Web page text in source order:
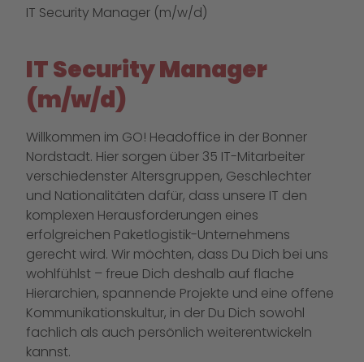
IT Security Manager (m/w/d)
IT Security Manager
(m/w/d)
Willkommen im GO! Headoffice in der Bonner
Nordstadt. Hier sorgen über 35 IT-Mitarbeiter
verschiedenster Altersgruppen, Geschlechter
und Nationalitäten dafür, dass unsere IT den
komplexen Herausforderungen eines
erfolgreichen Paketlogistik-Unternehmens
gerecht wird. Wir möchten, dass Du Dich bei uns
wohlfühlst – freue Dich deshalb auf flache
Hierarchien, spannende Projekte und eine offene
Kommunikationskultur, in der Du Dich sowohl
fachlich als auch persönlich weiterentwickeln
kannst.